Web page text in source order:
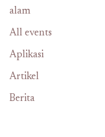
alam
All events
Aplikasi
Artikel
Berita